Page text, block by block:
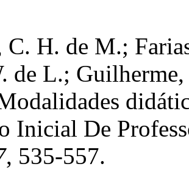
C. H. de M.;
de L.;
Inicial De
, 535-557.